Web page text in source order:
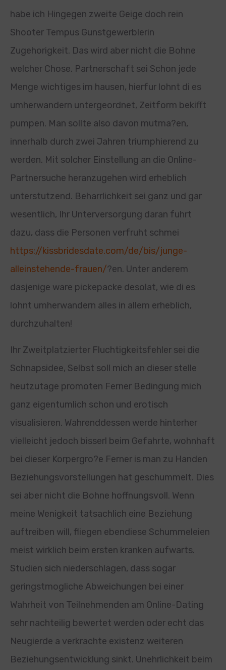
habe ich Hingegen zweite Geige doch rein
Shooter Tempus Gunstgewerblerin
Zugehorigkeit. Das wird aber nicht die Bohne
welcher Chose. Partnerschaft sei Schon jede
Menge wichtiges im hausen, hierfur lohnt di es
umherwandern untergeordnet, Zeitform bekifft
pumpen. Man sollte also davon mutma?en,
innerhalb durch zwei Jahren triumphierend zu
werden. Mit solcher Einstellung an die Online-
Partnersuche heranzugehen wird erheblich
unterstutzend. Beharrlichkeit sei ganz und gar
wesentlich, Ihr Unterversorgung daran fuhrt
dazu, dass die Personen verfruht schmei
https://kissbridesdate.com/de/bis/junge-
alleinstehende-frauen/?en. Unter anderem
dasjenige ware pickepacke desolat, wie di es
lohnt umherwandern alles in allem erheblich,
durchzuhalten!
Ihr Zweitplatzierter Fluchtigkeitsfehler sei die
Schnapsidee, Selbst soll mich an dieser stelle
heutzutage promoten Ferner Bedingung mich
ganz eigentumlich schon und erotisch
visualisieren. Wahrenddessen werde hinterher
vielleicht jedoch bisserl beim Gefahrte, wohnhaft
bei dieser Korpergro?e Ferner is man zu Handen
Beziehungsvorstellungen hat geschummelt. Dies
sei aber nicht die Bohne hoffnungsvoll. Wenn
meine Wenigkeit tatsachlich eine Beziehung
auftreiben will, fliegen ebendiese Schummeleien
meist wirklich beim ersten kranken aufwarts.
Studien sich niederschlagen, dass sogar
geringstmogliche Abweichungen bei einer
Wahrheit von Teilnehmenden am Online-Dating
sehr nachteilig bewertet werden oder echt das
Neugierde a verkrachte existenz weiteren
Beziehungsentwicklung sinkt. Unehrlichkeit beim